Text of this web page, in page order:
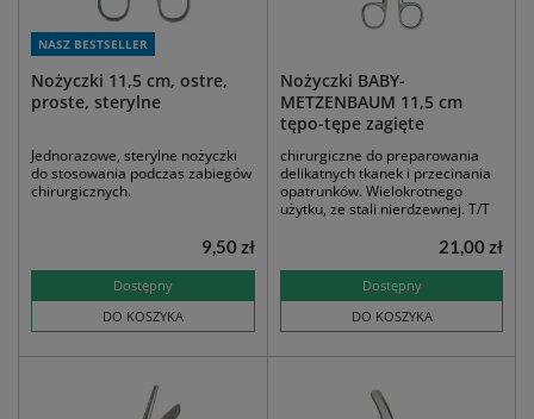
NASZ BESTSELLER
Nożyczki 11,5 cm, ostre,
proste, sterylne
Jednorazowe, sterylne nożyczki
do stosowania podczas zabiegów
chirurgicznych.
Dostępny
DO KOSZYKA
9,50 zł
Nożyczki BABY-
METZENBAUM 11,5 cm
tępo-tępe zagięte
chirurgiczne do preparowania
delikatnych tkanek i przecinania
opatrunków. Wielokrotnego
użytku, ze stali nierdzewnej. T/T
Dostępny
DO KOSZYKA
21,00 zł